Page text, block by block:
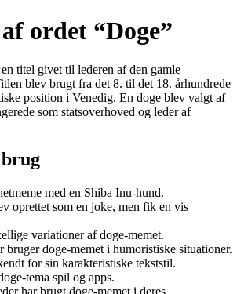
ordet “Doge”
titel givet til lederen af den gamle
blev brugt fra det 8. til det 18. århundrede
position i Venedig. En doge blev valgt af
som statsoverhoved og leder af
med en Shiba Inu-hund.
oprettet som en joke, men fik en vis
variationer af doge-memet.
bruger doge-memet i humoristiske situationer.
for sin karakteristiske tekststil.
tema spil og apps.
har brugt doge-memet i deres